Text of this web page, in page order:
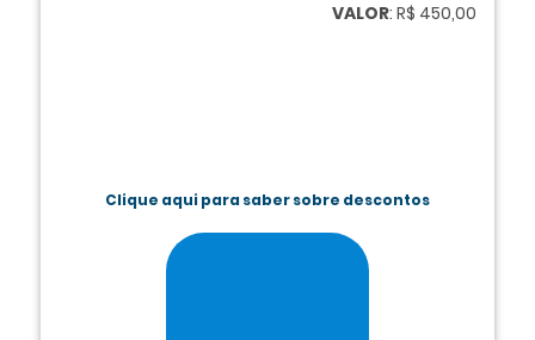
VALOR: R$ 450,00
Clique aqui para saber sobre descontos